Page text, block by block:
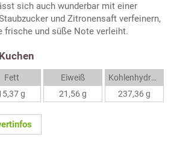
sich auch wunderbar mit einer
und Zitronensaft verfeinern,
frische und süße Note verleiht.
Fett
g
Eiweiß
21,56 g
Kohlenhydrate
237,36 g